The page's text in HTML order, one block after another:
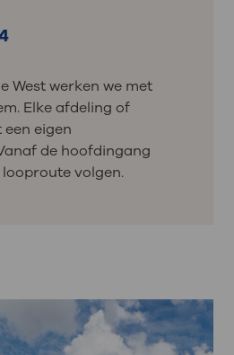
West werken we met
Elke afdeling of
eigen
de hoofdingang
volgen.